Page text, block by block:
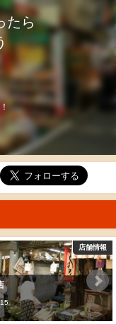
たら
物屋角田鮮魚
04-15